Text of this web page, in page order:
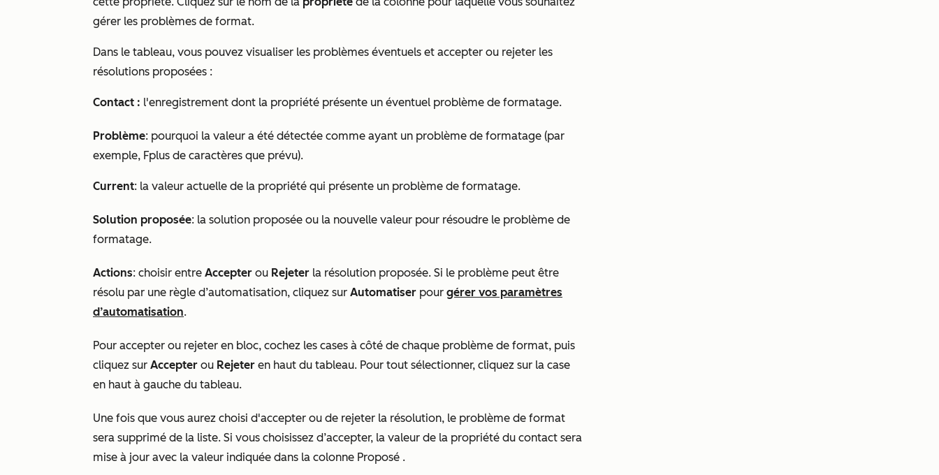
gérer les problèmes de format.
Dans le tableau, vous pouvez visualiser les problèmes éventuels et accepter ou rejeter les
résolutions proposées :
Contact : l'enregistrement dont la propriété présente un éventuel problème de formatage.
Problème: pourquoi la valeur a été détectée comme ayant un problème de formatage (par
exemple, Fplus de caractères que prévu).
Current: la valeur actuelle de la propriété qui présente un problème de formatage.
Solution proposée: la solution proposée ou la nouvelle valeur pour résoudre le problème de
formatage.
Actions: choisir entre Accepter ou Rejeter la résolution proposée. Si le problème peut être
résolu par une règle d’automatisation, cliquez sur Automatiser pour gérer vos paramètres
d’automatisation.
Pour accepter ou rejeter en bloc, cochez les cases à côté de chaque problème de format, puis
cliquez sur Accepter ou Rejeter en haut du tableau. Pour tout sélectionner, cliquez sur la case
en haut à gauche du tableau.
Une fois que vous aurez choisi d'accepter ou de rejeter la résolution, le problème de format
sera supprimé de la liste. Si vous choisissez d’accepter, la valeur de la propriété du contact sera
mise à jour avec la valeur indiquée dans la colonne Proposé .